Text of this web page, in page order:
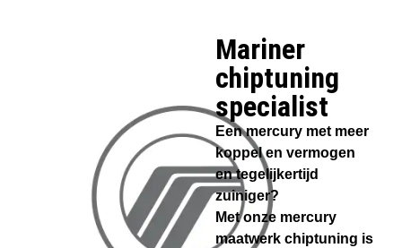
Mariner
chiptuning
specialist​
Een mercury met meer
koppel en vermogen
en tegelijkertijd
zuiniger?
Met onze mercury
maatwerk chiptuning is